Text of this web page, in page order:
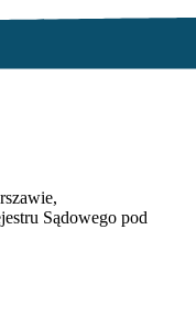
Sądowego pod